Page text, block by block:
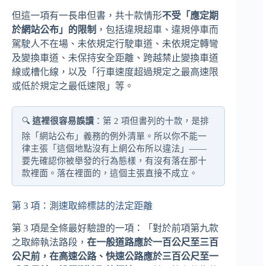
但這一項有一長串但書，共十款情形不受「應定期
於網站公布」的限制 ，包括違規超車、違規停車而
駕駛人不在場、未依規定行駛車道、未依規定轉彎
及變換車道、未保持安全距離、跨越禁止變換車道
線或槽化線，以及「行車速度超過規定之最高速限
或低於規定之最低速限」等。
🔍 這裡很容易誤讀 ：第 2 項但書列的十款，是排
除「網站公布」義務的例外清單。所以你不能一
律主張「這個地點沒有上網公布所以違法」——
要先確認你被舉發的行為態樣，有沒有落在那十
款裡面。落在裡面的，這個主張直接不成立。
第 3 項：測速取締標誌的法定距離
第 3 項是全條最好驗證的一項：「對於前項第九款
之取締執法路段， 在一般道路應於一百公尺至三百
公尺前，在高速公路、快速公路應於三百公尺至一